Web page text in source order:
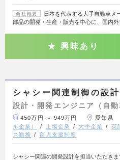
会社概要
日本を代表する大手自動車メ
部品の開発・生産・販売を中心に、国内
興味あり
シャシー関連制御の設
設計・開発エンジニア（自動
450万円 ～ 949万円 愛知県
ル企業）
上場企業 大手企業 英
ス勤務
育児支援制度
シャシー関連の開発設計を担当いただきま